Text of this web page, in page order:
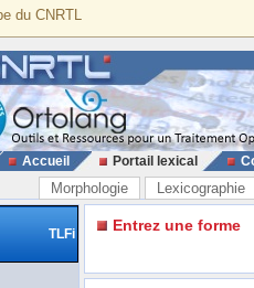
du CNRTL
Accueil Portail lexical
Morphologie Lexicographie
TLFi Entrez une forme